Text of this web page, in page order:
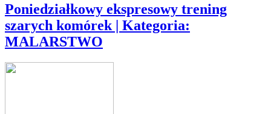
Poniedziałkowy ekspresowy trening
szarych komórek | Kategoria:
MALARSTWO